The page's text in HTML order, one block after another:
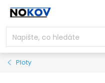
Přejít
obsah
Ploty